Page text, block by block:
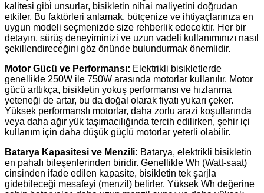
kalitesi gibi unsurlar, bisikletin nihai maliyetini doğrudan
etkiler. Bu faktörleri anlamak, bütçenize ve ihtiyaçlarınıza en
uygun modeli seçmenizde size rehberlik edecektir. Her bir
detayın, sürüş deneyiminizi ve uzun vadeli kullanımınızı nasıl
şekillendireceğini göz önünde bulundurmak önemlidir.
Motor Gücü ve Performansı: Elektrikli bisikletlerde
genellikle 250W ile 750W arasında motorlar kullanılır. Motor
gücü arttıkça, bisikletin yokuş performansı ve hızlanma
yeteneği de artar, bu da doğal olarak fiyatı yukarı çeker.
Yüksek performanslı motorlar, daha zorlu arazi koşullarında
veya daha ağır yük taşımacılığında tercih edilirken, şehir içi
kullanım için daha düşük güçlü motorlar yeterli olabilir.
Batarya Kapasitesi ve Menzili: Batarya, elektrikli bisikletin
en pahalı bileşenlerinden biridir. Genellikle Wh (Watt-saat)
cinsinden ifade edilen kapasite, bisikletin tek şarjla
gidebileceği mesafeyi (menzil) belirler. Yüksek Wh değerine